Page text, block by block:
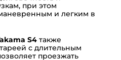
при этом
и легким в
S4 также
с длительным
проезжать